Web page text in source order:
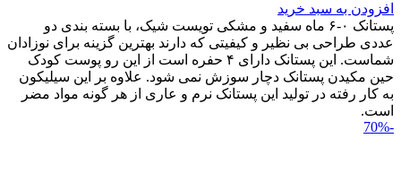
افزودن به سبد خرید
پستانک ۰-۶ ماه سفید و مشکی تویست شیک، با بسته بندی دو
عددی طراحی بی نظیر و کیفیتی که دارند بهترین گزینه برای نوزادان
شماست. این پستانک دارای ۴ حفره است از این رو پوست کودک
حین مکیدن پستانک دچار سوزش نمی شود. علاوه بر این سیلیکون
به کار رفته در تولید این پستانک نرم و عاری از هر گونه مواد مضر
است.
-70%